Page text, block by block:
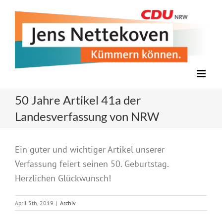
50 Jahre Artikel 41a der
Landesverfassung von NRW
grösseres
Bild
Ein guter und wichtiger Artikel unserer
Verfassung feiert seinen 50. Geburtstag.
Herzlichen Glückwunsch!
April 5th, 2019 | Archiv